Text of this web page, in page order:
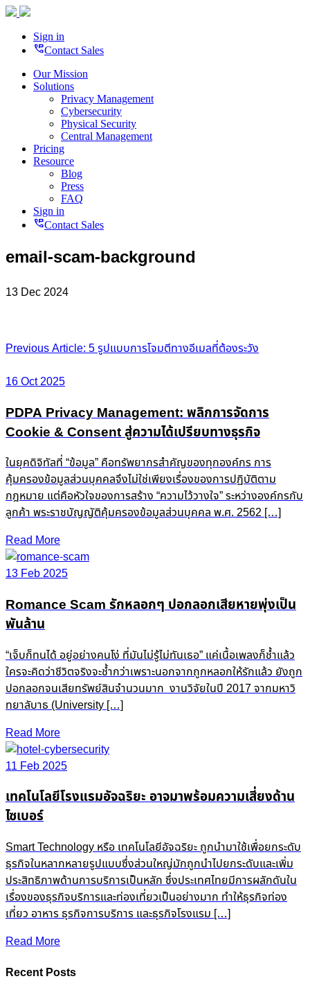
Sign in
perm_phone_msgContact Sales
Our Mission
Solutions
Privacy Management
Cybersecurity
Physical Security
Central Management
Pricing
Resource
Blog
Press
FAQ
Sign in
perm_phone_msgContact Sales
email-scam-background
13 Dec 2024
Post
navigation
Previous Article: 5 รูปแบบการโจมตีทางอีเมลที่ต้องระวัง
16 Oct 2025
PDPA Privacy Management: พลิกการจัดการ
Cookie & Consent สู่ความได้เปรียบทางธุรกิจ
ในยุคดิจิทัลที่ “ข้อมูล” คือทรัพยากรสำคัญของทุกองค์กร การ
คุ้มครองข้อมูลส่วนบุคคลจึงไม่ใช่เพียงเรื่องของการปฏิบัติตาม
กฎหมาย แต่คือหัวใจของการสร้าง “ความไว้วางใจ” ระหว่างองค์กรกับ
ลูกค้า พระราชบัญญัติคุ้มครองข้อมูลส่วนบุคคล พ.ศ. 2562 […]
Read More
13 Feb 2025
Romance Scam รักหลอกๆ ปอกลอกเสียหายพุ่งเป็น
พันล้าน
“เจ็บก็ทนได้ อยู่อย่างคนโง่ ที่มันไม่รู้ไม่ทันเธอ” แค่เนื้อเพลงก็ช้ำแล้ว
ใครจะคิดว่าชีวิตจริงจะช้ำกว่าเพราะนอกจากถูกหลอกให้รักแล้ว ยังถูก
ปอกลอกจนเสียทรัพย์สินจำนวนมาก งานวิจัยในปี 2017 จากมหาวิ
ทยาลับาธ (University […]
Read More
11 Feb 2025
เทคโนโลยีโรงแรมอัจฉริยะ อาจมาพร้อมความเสี่ยงด้าน
ไซเบอร์
Smart Technology หรือ เทคโนโลยีอัจฉริยะ ถูกนำมาใช้เพื่อยกระดับ
ธุรกิจในหลากหลายรูปแบบซึ่งส่วนใหญ่มักถูกนำไปยกระดับและเพิ่ม
ประสิทธิภาพด้านการบริการเป็นหลัก ซึ่งประเทศไทยมีการผลักดันใน
เรื่องของธุรกิจบริการและท่องเที่ยวเป็นอย่างมาก ทำให้ธุรกิจท่อง
เที่ยว อาหาร ธุรกิจการบริการ และธุรกิจโรงแรม […]
Read More
Recent Posts